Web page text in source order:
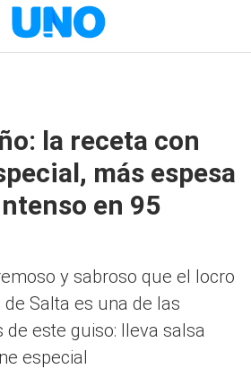
la receta con
más espesa
en 95
y sabroso que el locro
Salta es una de las
de este guiso: lleva salsa
especial